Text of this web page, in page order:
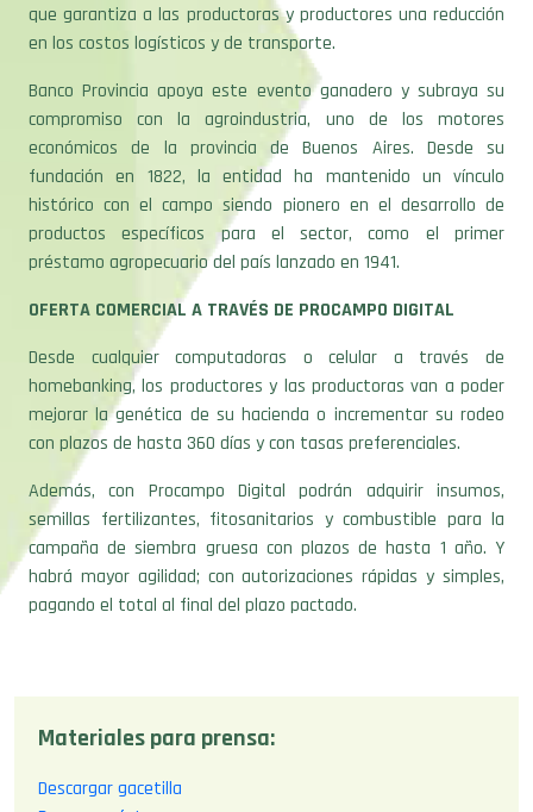
que garantiza a las productoras y productores una reducción
en los costos logísticos y de transporte.
Banco Provincia apoya este evento ganadero y subraya su
compromiso con la agroindustria, uno de los motores
económicos de la provincia de Buenos Aires. Desde su
fundación en 1822, la entidad ha mantenido un vínculo
histórico con el campo siendo pionero en el desarrollo de
productos específicos para el sector, como el primer
préstamo agropecuario del país lanzado en 1941.
OFERTA COMERCIAL A TRAVÉS DE PROCAMPO DIGITAL
Desde cualquier computadoras o celular a través de
homebanking, los productores y las productoras van a poder
mejorar la genética de su hacienda o incrementar su rodeo
con plazos de hasta 360 días y con tasas preferenciales.
Además, con Procampo Digital podrán adquirir insumos,
semillas fertilizantes, fitosanitarios y combustible para la
campaña de siembra gruesa con plazos de hasta 1 año. Y
habrá mayor agilidad; con autorizaciones rápidas y simples,
pagando el total al final del plazo pactado.
Materiales para prensa:
Descargar gacetilla